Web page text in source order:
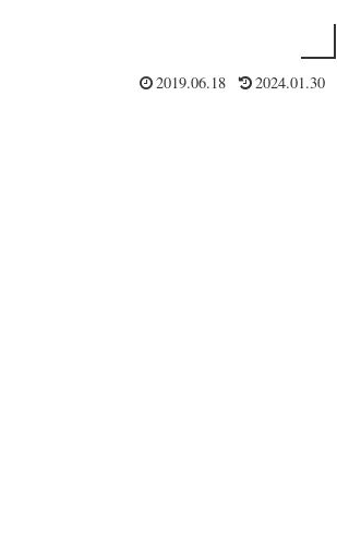
2019.06.18 2024.01.30